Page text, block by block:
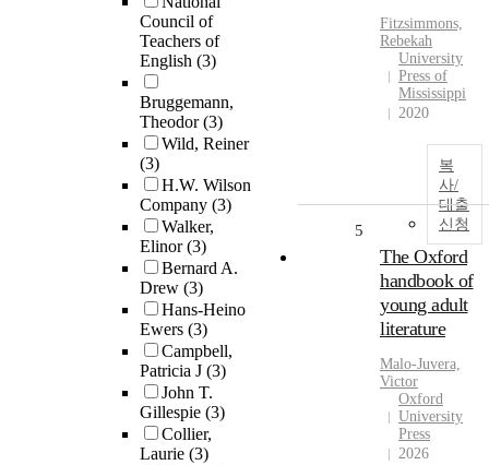
Council of
Teachers of
English (3)
Bruggemann,
Theodor(3)
Wild, Reiner
(3)
H.W. Wilson
Company (3)
Walker,
Elinor(3)
Bernard A.
Drew (3)
Hans-Heino
Ewers (3)
Campbell,
Patricia J (3)
John T.
Gillespie (3)
Collier,
Laurie (3)
Fitzsimmons,
Rebekah
University
Press of
Mississippi
2020
복
사/
대출
신청
5
The Oxford
handbook of
young adult
literature
Malo-Juvera,
Victor
Oxford
University
Press
2026